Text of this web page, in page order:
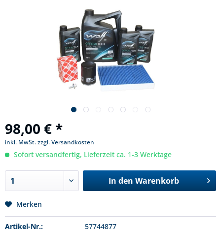
98,00 € *
inkl. MwSt.zzgl. Versandkosten
Sofort versandfertig, Lieferzeit ca. 1-3 Werktage
In den Warenkorb
Merken
Artikel-Nr.:
57744877